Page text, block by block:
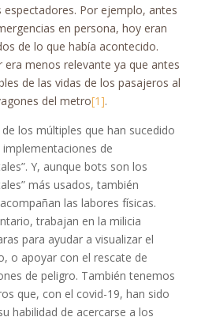
espectadores. Por ejemplo, antes
en persona, hoy eran
de lo que había acontecido.
era menos relevante ya que antes
de las vidas de los pasajeros al
del metro[1].
los múltiples que han sucedido
de
Y, aunque bots son los
más usados, también
las labores físicas.
trabajan en la milicia
para ayudar a visualizar el
o apoyar con el rescate de
de peligro. También tenemos
que, con el covid-19, han sido
habilidad de acercarse a los